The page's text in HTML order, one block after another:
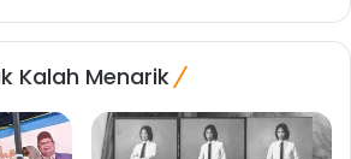
Kalah Menarik